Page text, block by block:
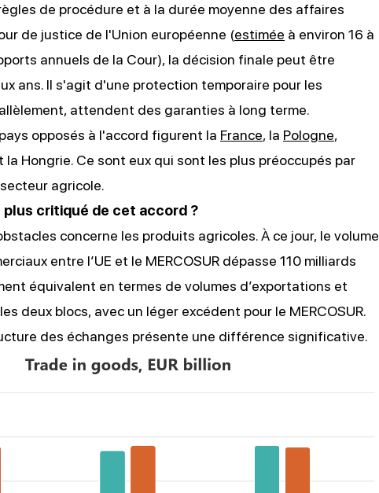
de procédure et à la durée moyenne des affaires
de justice de l'Union européenne (estimée à environ 16 à
annuels de la Cour), la décision finale peut être
ans. Il s'agit d'une protection temporaire pour les
attendent des garanties à long terme.
opposés à l'accord figurent la France, la Pologne,
la Hongrie. Ce sont eux qui sont les plus préoccupés par
agricole.
plus critiqué de cet accord ?
concerne les produits agricoles. À ce jour, le volume
entre l’UE et le MERCOSUR dépasse 110 milliards
équivalent en termes de volumes d’exportations et
deux blocs, avec un léger excédent pour le MERCOSUR.
des échanges présente une différence significative.